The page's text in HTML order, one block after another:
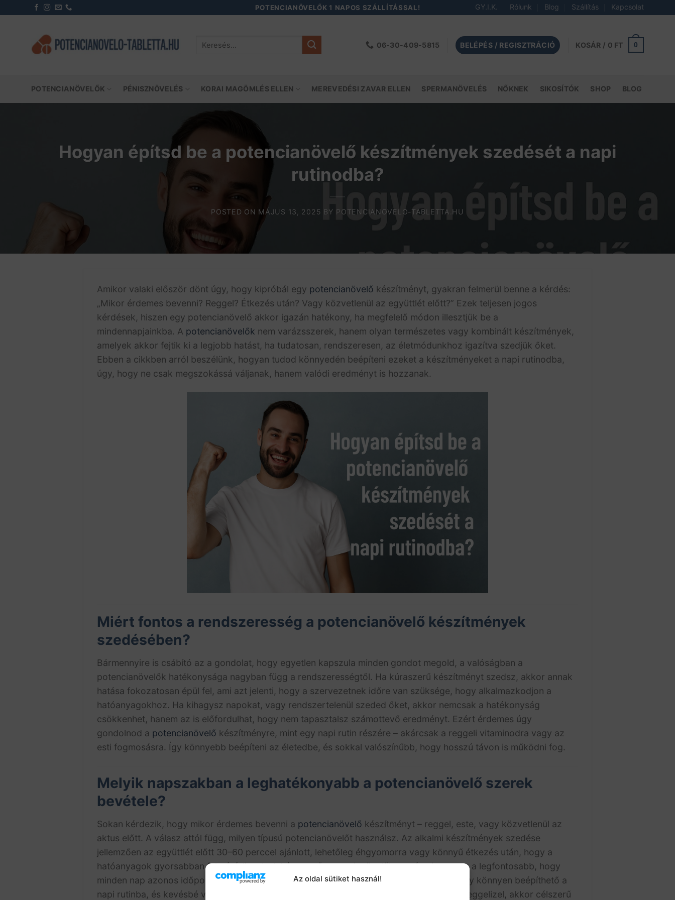
Az oldal sütiket használ!
POTENCIANÖVELŐK 1 NAPOS SZÁLLÍTÁSSAL! GY.I.K. Rólunk Blog Szállítás Kapcsolat
06-30-409-5815 BELÉPÉS / REGISZTRÁCIÓ KOSÁR / 0 FT 0
POTENCIANÖVELŐK PÉNISZNÖVELÉS KORAI MAGÖMLÉS ELLEN MEREVEDÉSI ZAVAR ELLEN SPERMANÖVELÉS NŐKNEK SIKOSÍTÓK SHOP BLOG
Hogyan építsd be a potencianövelő készítmények szedését a napi
rutinodba?
POSTED ON MÁJUS 13, 2025 BY POTENCIANOVELO-TABLETTA.HU
Amikor valaki először dönt úgy, hogy kipróbál egy potencianövelő készítményt, gyakran felmerül benne a kérdés:
„Mikor érdemes bevenni? Reggel? Étkezés után? Vagy közvetlenül az együttlét előtt?” Ezek teljesen jogos
kérdések, hiszen egy potencianövelő akkor igazán hatékony, ha megfelelő módon illesztjük be a
mindennapjainkba. A potencianövelők nem varázsszerek, hanem olyan természetes vagy kombinált készítmények,
amelyek akkor fejtik ki a legjobb hatást, ha tudatosan, rendszeresen, az életmódunkhoz igazítva szedjük őket.
Ebben a cikkben arról beszélünk, hogyan tudod könnyedén beépíteni ezeket a készítményeket a napi rutinodba,
úgy, hogy ne csak megszokássá váljanak, hanem valódi eredményt is hozzanak.
Miért fontos a rendszeresség a potencianövelő készítmények
szedésében?
Bármennyire is csábító az a gondolat, hogy egyetlen kapszula minden gondot megold, a valóságban a
potencianövelők hatékonysága nagyban függ a rendszerességtől. Ha kúraszerű készítményt szedsz, akkor annak
hatása fokozatosan épül fel, ami azt jelenti, hogy a szervezetnek időre van szüksége, hogy alkalmazkodjon a
hatóanyagokhoz. Ha kihagysz napokat, vagy rendszertelenül szeded őket, akkor nemcsak a hatékonyság
csökkenhet, hanem az is előfordulhat, hogy nem tapasztalsz számottevő eredményt. Ezért érdemes úgy
gondolnod a potencianövelő készítményre, mint egy napi rutin részére – akárcsak a reggeli vitaminodra vagy az
esti fogmosásra. Így könnyebb beépíteni az életedbe, és sokkal valószínűbb, hogy hosszú távon is működni fog.
Melyik napszakban a leghatékonyabb a potencianövelő szerek
bevétele?
Sokan kérdezik, hogy mikor érdemes bevenni a potencianövelő készítményt – reggel, este, vagy közvetlenül az
aktus előtt. A válasz attól függ, milyen típusú potencianövelőt használsz. Az alkalmi készítmények szedése
jellemzően az együttlét előtt 30–60 perccel ajánlott, lehetőleg éhgyomorra vagy könnyű étkezés után, hogy a
hatóanyagok gyorsabban felszívódjanak. A kúraszerű potencianövelők esetén viszont az a legfontosabb, hogy
minden nap azonos időpontban vedd be a kapszulát. A reggel ideális lehetőség, hiszen így könnyen beépíthető a
napi rutinba, és kevésbé valószínű, hogy elfelejted. Ha például reggelente kávézol vagy reggelizel, akkor célszerű